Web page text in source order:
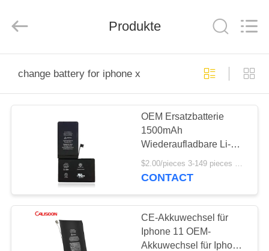
PRODUKTE
VIDEOS
UNS
FABRIK
Electronics
Produkte
change battery for iphone x
OEM Ersatzbatterie
1500mAh
Wiederaufladbare Li-
Ionen-Austauschbatterie
Für Iphone X
$2.00/pieces 3-149 pieces MOQ:3 Stücke
CONTACT
CE-Akkuwechsel für
Iphone 11 OEM-
Akkuwechsel für Iphone